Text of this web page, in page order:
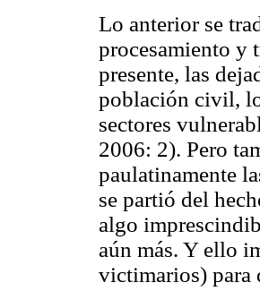
Lo anterior se
procesamiento y
presente, las
población civil,
sectores
2006: 2). Pero
paulatinamente
se partió del
algo
aún más. Y ello
victimarios) para